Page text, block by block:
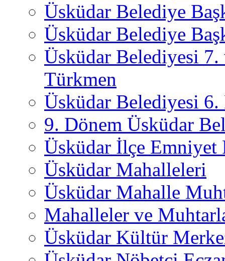
Üsküdar Belediye
Üsküdar Belediye
Üsküdar Belediyesi
Türkmen
Üsküdar Belediyesi 6.
9. Dönem Üsküdar
Üsküdar İlçe
Üsküdar Mahalleleri
Üsküdar Mahalle
Mahalleler ve
Üsküdar Kültür